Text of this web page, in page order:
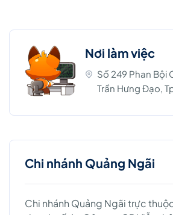
Nơi làm việc
Số 249 Phan Bội
Trần Hưng Đạo,
Chi nhánh Quảng Ngãi
Chi nhánh Quảng Ngãi trực